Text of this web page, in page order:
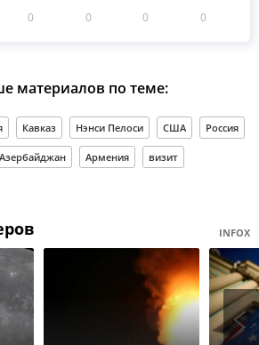
0 0 0 0
материалов по теме:
Кавказ Нэнси Пелоси США Россия
Азербайджан Армения визит
INFOX